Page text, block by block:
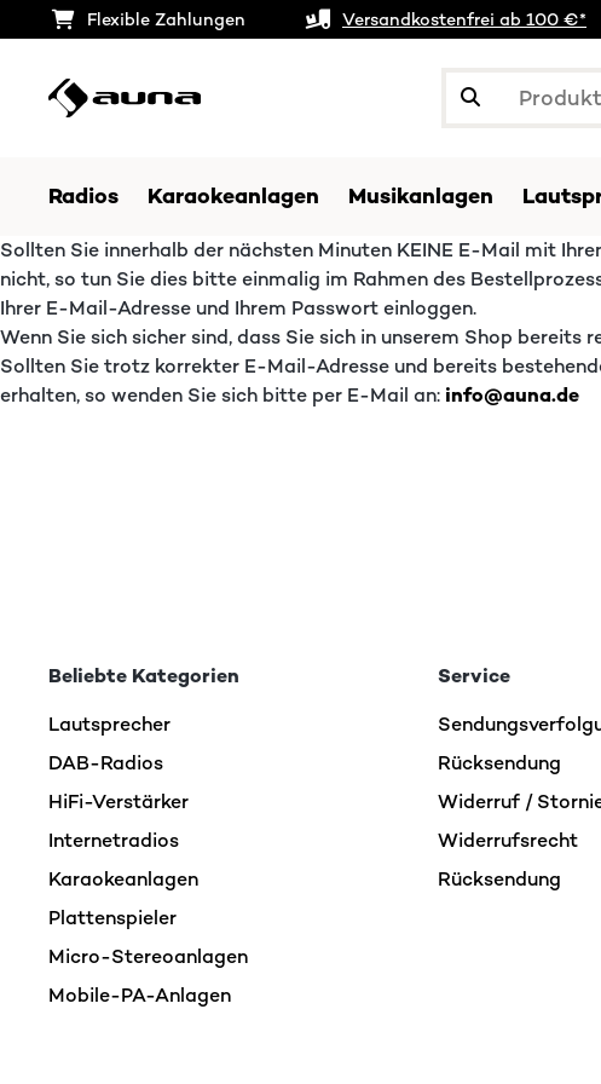
Flexible Zahlungen Versandkostenfrei ab 100 €*
Radios Karaokeanlagen Musikanlagen
Sollten Sie innerhalb der nächsten Minuten KEINE E-Mail mit
nicht, so tun Sie dies bitte einmalig im Rahmen des
Ihrer E-Mail-Adresse und Ihrem Passwort einloggen.
Wenn Sie sich sicher sind, dass Sie sich in unserem Shop
Sollten Sie trotz korrekter E-Mail-Adresse und bereits
erhalten, so wenden Sie sich bitte per E-Mail an: info@auna.de
Beliebte Kategorien
Lautsprecher
DAB-Radios
HiFi-Verstärker
Internetradios
Karaokeanlagen
Plattenspieler
Micro-Stereoanlagen
Mobile-PA-Anlagen
Service
Rücksendung
Widerruf /
Widerrufsrecht
Rücksendung